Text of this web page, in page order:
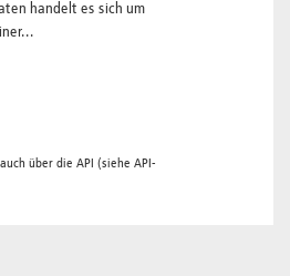
handelt es sich um
über die API (siehe API-